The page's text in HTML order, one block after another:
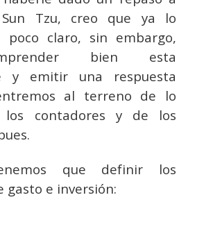
Tzu, creo que ya lo
poco claro, sin embargo,
bien esta
y emitir una respuesta
al terreno de lo
los contadores y de los
que definir los
gasto e inversión: